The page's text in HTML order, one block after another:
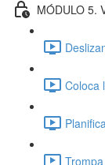
MÓDULO 5.
Coloca